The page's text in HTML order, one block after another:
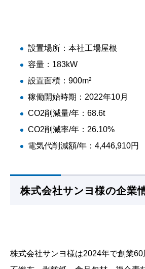
設置場所：本社工場屋根
容量：183kW
設置面積：900m²
稼働開始時期：2022年10月
CO2削減量/年：68.6t
CO2削減率/年：26.10%
電気代削減額/年：4,446,910円
株式会社サンヨ様の企業
株式会社サンヨ様は2024年で創業60